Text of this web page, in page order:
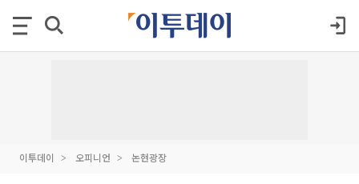
이투데이 오피니언 논현광장